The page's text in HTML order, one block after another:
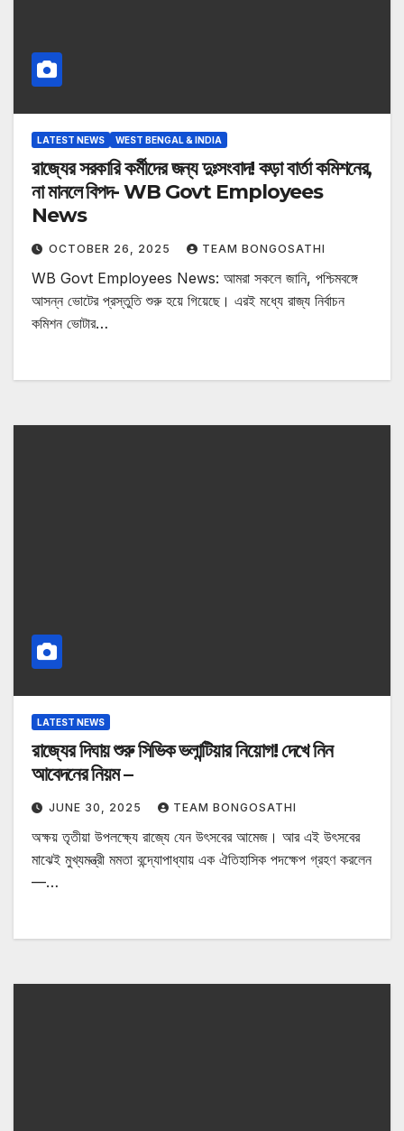
LATEST NEWS WEST BENGAL & INDIA
রাজ্যের সরকারি কর্মীদের জন্য দুঃসংবাদ! কড়া বার্তা কমিশনের,
না মানলে বিপদ- WB Govt Employees
News
OCTOBER 26, 2025 TEAM BONGOSATHI
WB Govt Employees News: আমরা সকলে জানি, পশ্চিমবঙ্গে
আসন্ন ভোটের প্রস্তুতি শুরু হয়ে গিয়েছে। এরই মধ্যে রাজ্য নির্বাচন
কমিশন ভোটার…
LATEST NEWS
রাজ্যের দিঘায় শুরু সিভিক ভলান্টিয়ার নিয়োগ! দেখে নিন
আবেদনের নিয়ম –
JUNE 30, 2025 TEAM BONGOSATHI
অক্ষয় তৃতীয়া উপলক্ষ্যে রাজ্যে যেন উৎসবের আমেজ। আর এই উৎসবের
মাঝেই মুখ্যমন্ত্রী মমতা বন্দ্যোপাধ্যায় এক ঐতিহাসিক পদক্ষেপ গ্রহণ করলেন
—…